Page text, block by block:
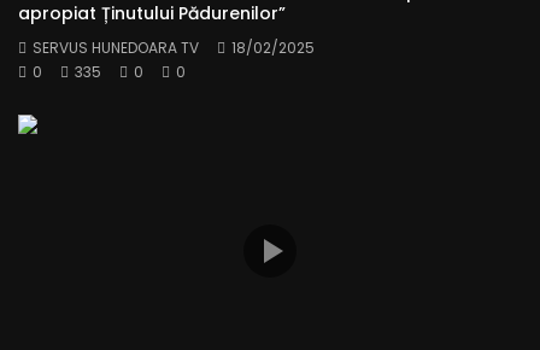
apropiat Ținutului Pădurenilor”
SERVUS HUNEDOARA TV
18/02/2025
0
335 0 0